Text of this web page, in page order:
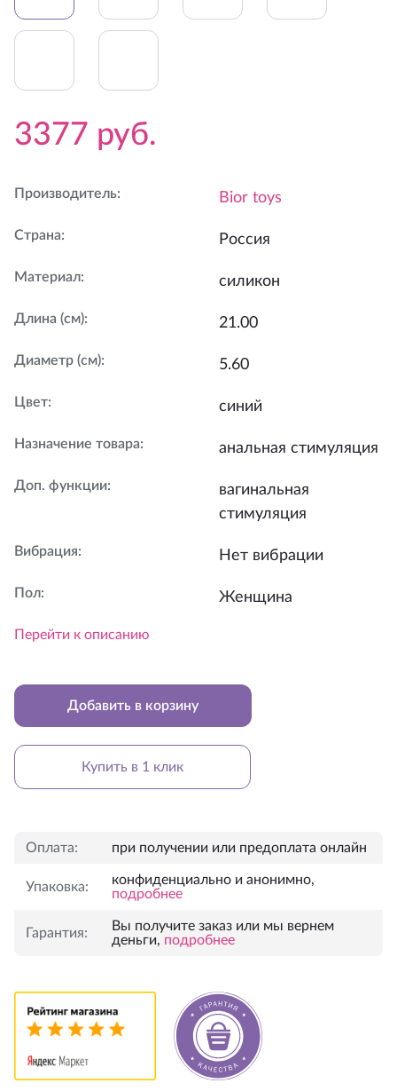
3377 руб.
Производитель: Bior toys
Страна: Россия
Материал: силикон
Длина (см): 21.00
Диаметр (см): 5.60
Цвет: синий
Назначение товара: анальная стимуляция
Доп. функции:
вагинальная
стимуляция
Вибрация: Нет вибрации
Пол: Женщина
Перейти к описанию
Добавить в корзину
Купить в 1 клик
Оплата: при получении или предоплата онлайн
Упаковка:
конфиденциально и анонимно,
подробнее
Гарантия:
Вы получите заказ или мы вернем
деньги, подробнее